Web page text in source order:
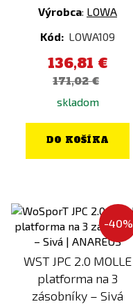
Wisport
WollfSpot
XCell
Z-Tactical
Výrobca: LOWA
Kód: LOWA109
136,81 €
171,02 €
skladom
DO KOŠÍKA
-40%
WST JPC 2.0 MOLLE
platforma na 3
zásobníky – Sivá